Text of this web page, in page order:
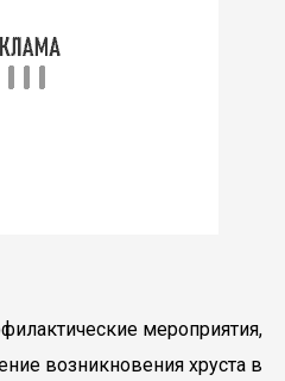
мероприятия,
возникновения хруста в